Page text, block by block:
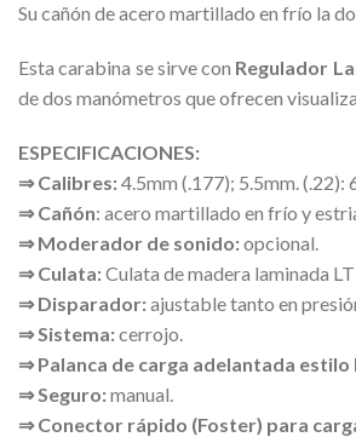
Su cañón de acero martillado en frío la
Esta carabina se sirve con Regulador
de dos manómetros que ofrecen
ESPECIFICACIONES:
⇒ Calibres:4.5mm (.177); 5.5mm. (.22):
⇒ Cañón: acero martillado en frío y
⇒ Moderador de sonido:opcional.
⇒ Culata:Culata de madera laminada
⇒ Disparador:ajustable tanto en
⇒ Sistema:cerrojo.
⇒ Palanca de carga adelantada estilo
⇒ Seguro:manual.
⇒ Conector rápido (Foster) para